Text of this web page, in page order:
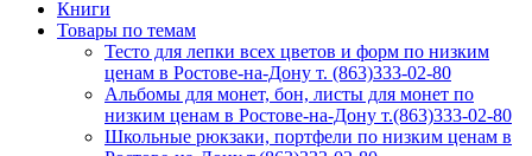
Книги
Товары по темам
Тесто для лепки всех цветов и форм по низким
ценам в Ростове-на-Дону т. (863)333-02-80
Альбомы для монет, бон, листы для монет по
низким ценам в Ростове-на-Дону т.(863)333-02-80
Школьные рюкзаки, портфели по низким ценам в